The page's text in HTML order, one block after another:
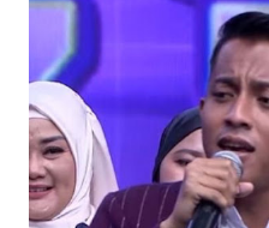
yang mengedepankan
baik, bank bjb mengundang
untuk turut serta dalam
wadah penting dalam proses
berdampak langsung pada
perusahaan ke depan. Tujuh
untuk dibahas dan